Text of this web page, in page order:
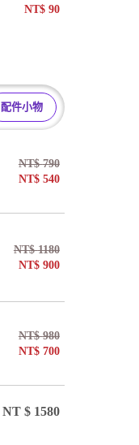
NT$ 90
配件小物
NT$790
NT$ 540
NT$1180
NT$ 900
NT$980
NT$ 700
NT $ 1580